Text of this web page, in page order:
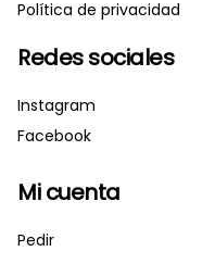
Política de privacidad
Redes sociales
Instagram
Facebook
Mi cuenta
Pedir